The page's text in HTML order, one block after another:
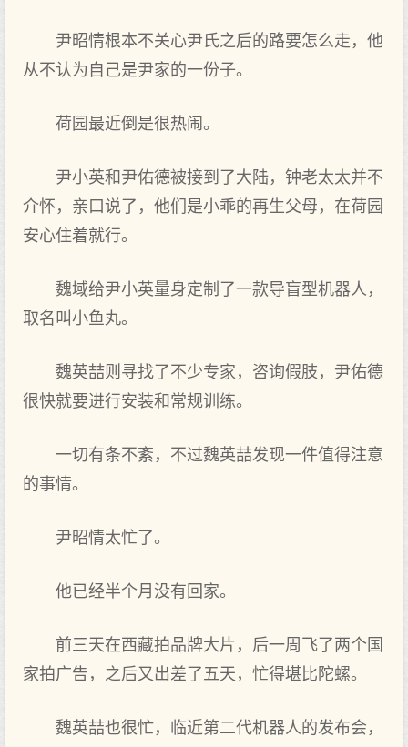
尹昭情根本不关心尹氏之后的路要怎么走，他
从不认为自己是尹家的一份子。
荷园最近倒是很热闹。
尹小英和尹佑德被接到了大陆，钟老太太并不
介怀，亲口说了，他们是小乖的再生父母，在荷园
安心住着就行。
魏域给尹小英量身定制了一款导盲型机器人，
取名叫小鱼丸。
魏英喆则寻找了不少专家，咨询假肢，尹佑德
很快就要进行安装和常规训练。
一切有条不紊，不过魏英喆发现一件值得注意
的事情。
尹昭情太忙了。
他已经半个月没有回家。
前三天在西藏拍品牌大片，后一周飞了两个国
家拍广告，之后又出差了五天，忙得堪比陀螺。
魏英喆也很忙，临近第二代机器人的发布会，